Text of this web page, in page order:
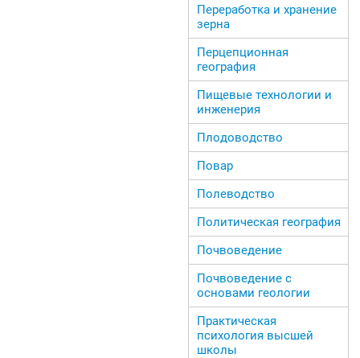
Переработка и хранение
зерна
Перцепционная
география
Пищевые технологии и
инженерия
Плодоводство
Повар
Полеводство
Политическая география
Почвоведение
Почвоведение с
основами геологии
Практическая
психология высшей
школы